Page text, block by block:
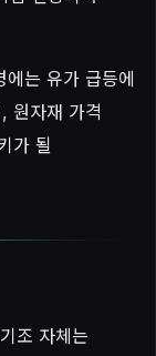
는 유가 급등에
원자재 가격
가 될
조 자체는